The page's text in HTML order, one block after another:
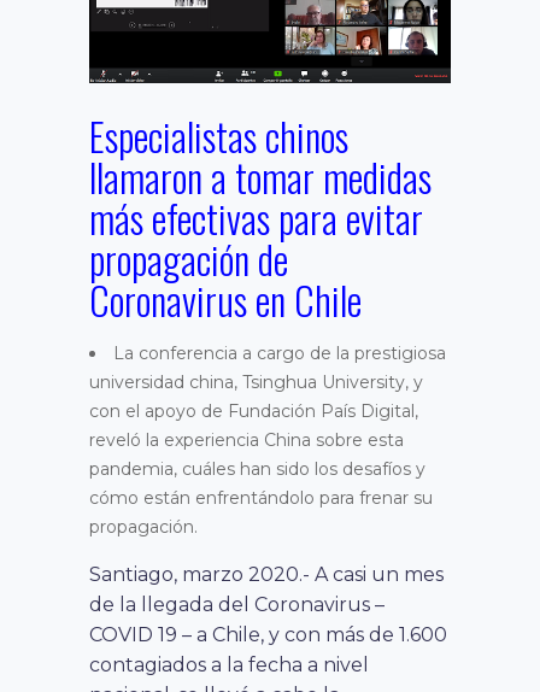
Especialistas chinos
llamaron a tomar medidas
más efectivas para evitar
propagación de
Coronavirus en Chile
La conferencia a cargo de la prestigiosa
universidad china, Tsinghua University, y
con el apoyo de Fundación País Digital,
reveló la experiencia China sobre esta
pandemia, cuáles han sido los desafíos y
cómo están enfrentándolo para frenar su
propagación.
Santiago, marzo 2020.- A casi un mes
de la llegada del Coronavirus –
COVID 19 – a Chile, y con más de 1.600
contagiados a la fecha a nivel